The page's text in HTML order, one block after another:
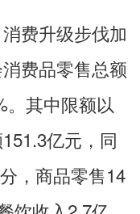
费升级步伐加
费品零售总额
。其中限额以
亿元，同
，商品零售14